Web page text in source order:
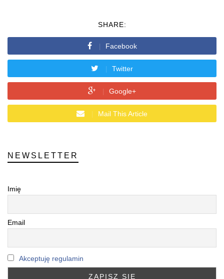
SHARE:
Facebook
Twitter
Google+
Mail This Article
NEWSLETTER
Imię
Email
Akceptuję regulamin